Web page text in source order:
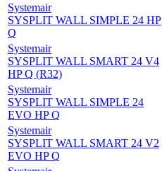
Systemair
SYSPLIT WALL SIMPLE 24 HP
Q
Systemair
SYSPLIT WALL SMART 24 V4
HP Q (R32)
Systemair
SYSPLIT WALL SIMPLE 24
EVO HP Q
Systemair
SYSPLIT WALL SMART 24 V2
EVO HP Q